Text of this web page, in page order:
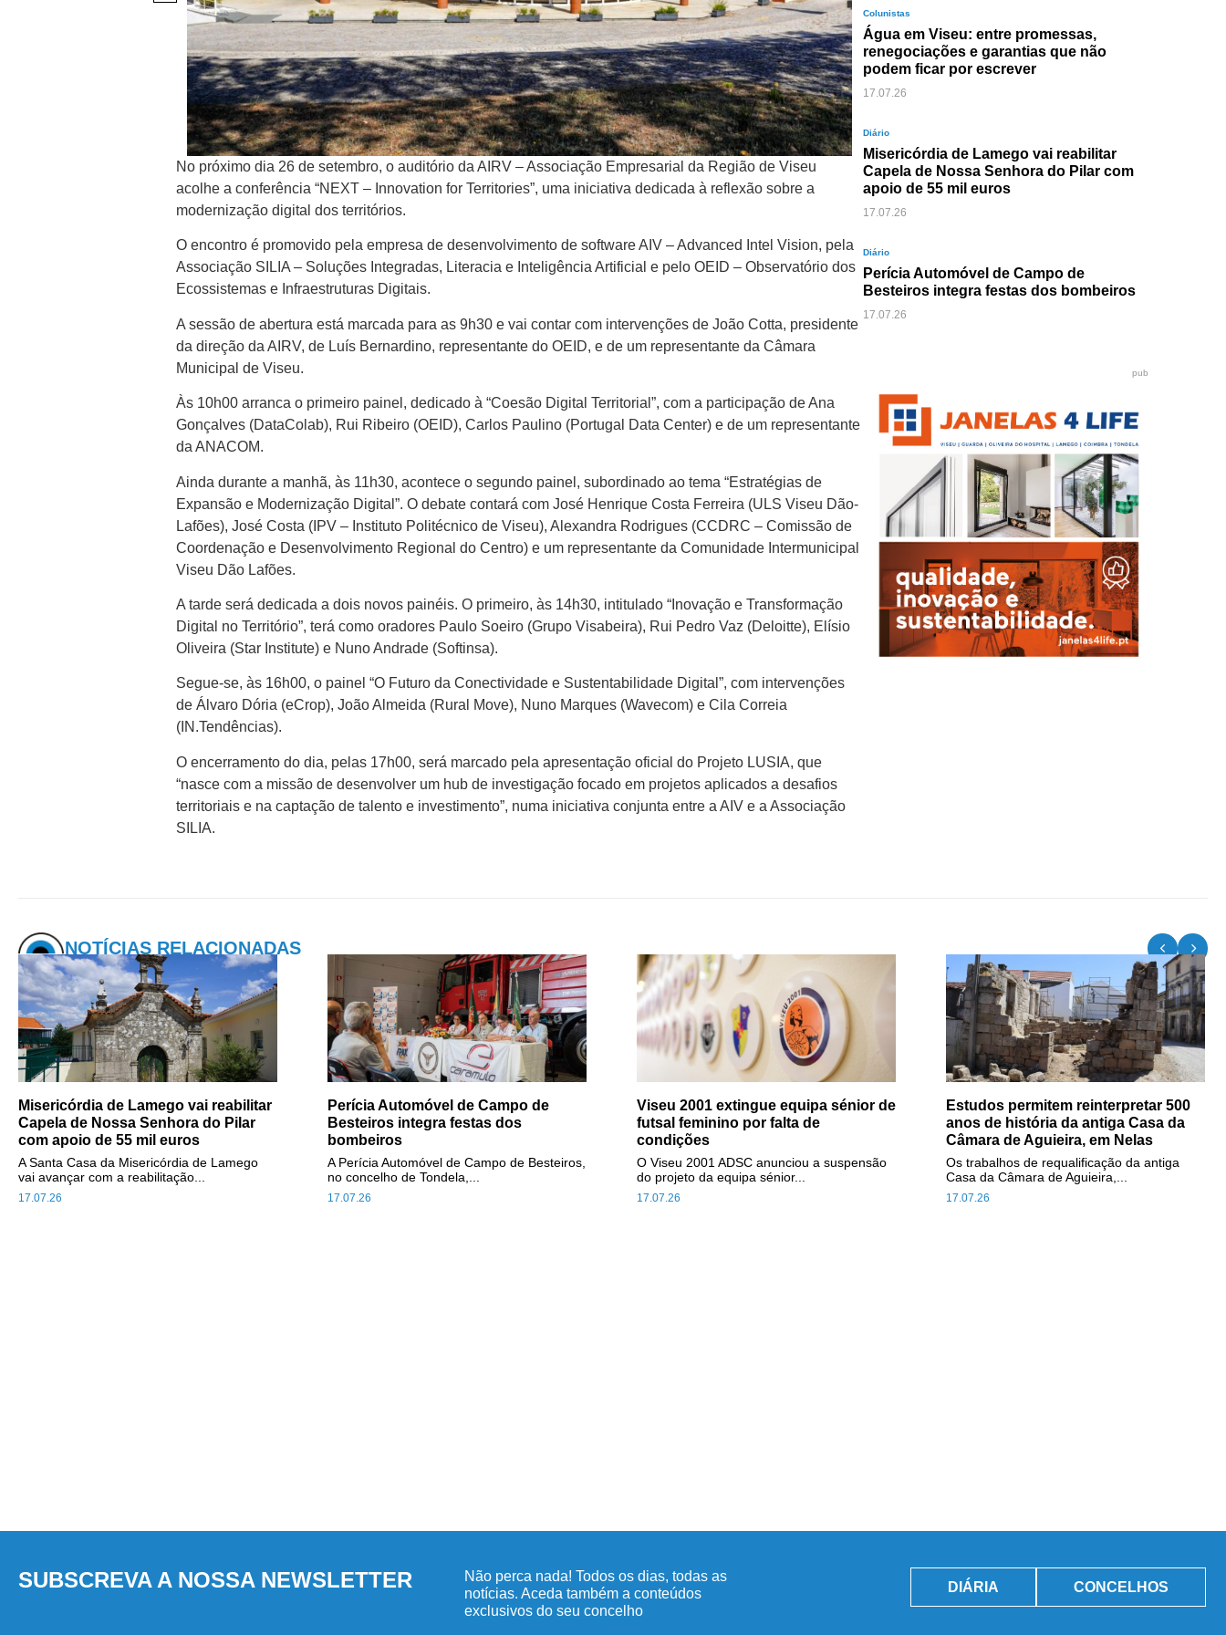
No próximo dia 26 de setembro, o auditório da AIRV – Associação Empresarial da Região de Viseu
acolhe a conferência “NEXT – Innovation for Territories”, uma iniciativa dedicada à reflexão sobre a
modernização digital dos territórios.
O encontro é promovido pela empresa de desenvolvimento de software AIV – Advanced Intel Vision, pela
Associação SILIA – Soluções Integradas, Literacia e Inteligência Artificial e pelo OEID – Observatório dos
Ecossistemas e Infraestruturas Digitais.
A sessão de abertura está marcada para as 9h30 e vai contar com intervenções de João Cotta, presidente
da direção da AIRV, de Luís Bernardino, representante do OEID, e de um representante da Câmara
Municipal de Viseu.
Às 10h00 arranca o primeiro painel, dedicado à “Coesão Digital Territorial”, com a participação de Ana
Gonçalves (DataColab), Rui Ribeiro (OEID), Carlos Paulino (Portugal Data Center) e de um representante
da ANACOM.
Ainda durante a manhã, às 11h30, acontece o segundo painel, subordinado ao tema “Estratégias de
Expansão e Modernização Digital”. O debate contará com José Henrique Costa Ferreira (ULS Viseu Dão-
Lafões), José Costa (IPV – Instituto Politécnico de Viseu), Alexandra Rodrigues (CCDRC – Comissão de
Coordenação e Desenvolvimento Regional do Centro) e um representante da Comunidade Intermunicipal
Viseu Dão Lafões.
A tarde será dedicada a dois novos painéis. O primeiro, às 14h30, intitulado “Inovação e Transformação
Digital no Território”, terá como oradores Paulo Soeiro (Grupo Visabeira), Rui Pedro Vaz (Deloitte), Elísio
Oliveira (Star Institute) e Nuno Andrade (Softinsa).
Segue-se, às 16h00, o painel “O Futuro da Conectividade e Sustentabilidade Digital”, com intervenções
de Álvaro Dória (eCrop), João Almeida (Rural Move), Nuno Marques (Wavecom) e Cila Correia
(IN.Tendências).
O encerramento do dia, pelas 17h00, será marcado pela apresentação oficial do Projeto LUSIA, que
“nasce com a missão de desenvolver um hub de investigação focado em projetos aplicados a desafios
territoriais e na captação de talento e investimento”, numa iniciativa conjunta entre a AIV e a Associação
SILIA.
Colunistas
Água em Viseu: entre promessas,
renegociações e garantias que não
podem ficar por escrever
17.07.26
Diário
Misericórdia de Lamego vai reabilitar
Capela de Nossa Senhora do Pilar com
apoio de 55 mil euros
17.07.26
Diário
Perícia Automóvel de Campo de
Besteiros integra festas dos bombeiros
17.07.26
pub
NOTÍCIAS RELACIONADAS
Misericórdia de Lamego vai reabilitar
Capela de Nossa Senhora do Pilar
com apoio de 55 mil euros
17.07.26
A Santa Casa da Misericórdia de Lamego
vai avançar com a reabilitação...
Perícia Automóvel de Campo de
Besteiros integra festas dos
bombeiros
17.07.26
A Perícia Automóvel de Campo de Besteiros,
no concelho de Tondela,...
Viseu 2001 extingue equipa sénior de
futsal feminino por falta de
condições
17.07.26
O Viseu 2001 ADSC anunciou a suspensão
do projeto da equipa sénior...
Estudos permitem reinterpretar 500
anos de história da antiga Casa da
Câmara de Aguieira, em Nelas
17.07.26
Os trabalhos de requalificação da antiga
Casa da Câmara de Aguieira,...
SUBSCREVA A NOSSA NEWSLETTER
Não perca nada! Todos os dias, todas as
notícias. Aceda também a conteúdos
exclusivos do seu concelho
DIÁRIA CONCELHOS